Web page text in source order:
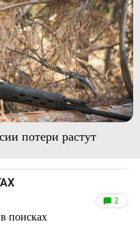
потери растут
поисках
2